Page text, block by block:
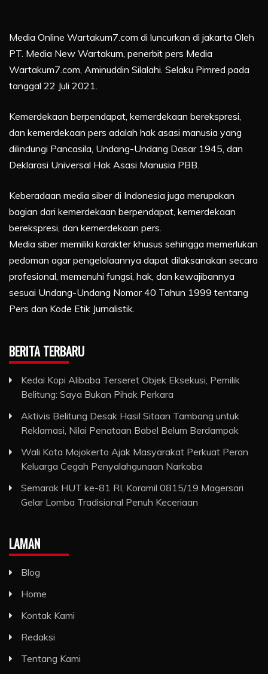
Media Online Wartakum7.com di luncurkan di jakarta Oleh
PT. Media New Wartakum, penerbit pers Media
Wartakum7.com, Aminuddin Silalahi. Selaku Pimred pada
tanggal 22 Juli 2021.
Kemerdekaan berpendapat, kemerdekaan berekspresi,
dan kemerdekaan pers adalah hak asasi manusia yang
dilindungi Pancasila, Undang-Undang Dasar 1945, dan
Deklarasi Universal Hak Asasi Manusia PBB.
Keberadaan media siber di Indonesia juga merupakan
bagian dari kemerdekaan berpendapat, kemerdekaan
berekspresi, dan kemerdekaan pers.
Media siber memiliki karakter khusus sehingga memerlukan
pedoman agar pengelolaannya dapat dilaksanakan secara
profesional, memenuhi fungsi, hak, dan kewajibannya
sesuai Undang-Undang Nomor 40 Tahun 1999 tentang
Pers dan Kode Etik Jurnalistik.
BERITA TERBARU
Kedai Kopi Alibaba Terseret Objek Eksekusi, Pemilik
Belitung: Saya Bukan Pihak Perkara
Aktivis Belitung Desak Hasil Sitaan Tambang untuk
Reklamasi, Nilai Penataan Babel Belum Berdampak
Wali Kota Mojokerto Ajak Masyarakat Perkuat Peran
Keluarga Cegah Penyalahgunaan Narkoba
Semarak HUT ke-81 RI, Koramil 0815/19 Magersari
Gelar Lomba Tradisional Penuh Keceriaan
LAMAN
Blog
Home
Kontak Kami
Redaksi
Tentang Kami